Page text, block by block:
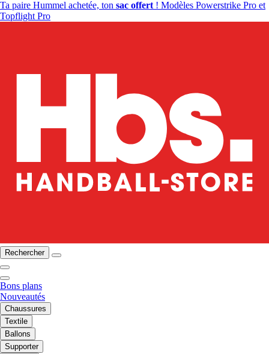
Ta paire Hummel achetée, ton sac offert ! Modèles Powerstrike Pro et
Topflight Pro
Rechercher
Bons plans
Nouveautés
Chaussures
Textile
Ballons
Supporter